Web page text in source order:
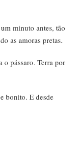
minuto antes, tão
as amoras pretas.
o pássaro. Terra por
bonito. E desde